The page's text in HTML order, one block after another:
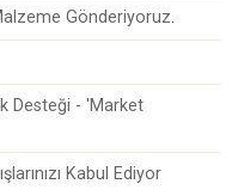
Gönderiyoruz.
Desteği - 'Market
Kabul Ediyor